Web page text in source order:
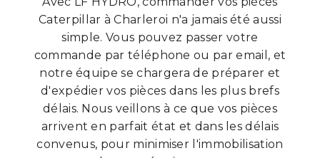
Caterpillar à Charleroi n'a jamais été aussi
simple. Vous pouvez passer votre
commande par téléphone ou par email, et
notre équipe se chargera de préparer et
d'expédier vos pièces dans les plus brefs
délais. Nous veillons à ce que vos pièces
arrivent en parfait état et dans les délais
convenus, pour minimiser l'immobilisation